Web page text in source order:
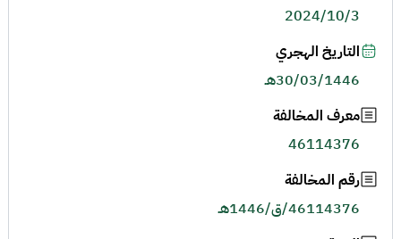
2024/10/3
التاريخ الهجري
30/03/1446هـ
معرف المخالفة
46114376
رقم المخالفة
46114376/ق/1446هـ